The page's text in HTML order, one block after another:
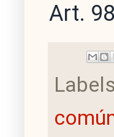
Art.